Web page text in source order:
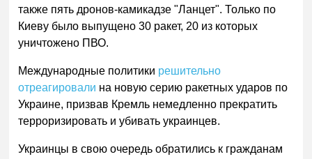
также пять дронов-камикадзе "Ланцет". Только по
Киеву было выпущено 30 ракет, 20 из которых
уничтожено ПВО.
Международные политики решительно
отреагировали на новую серию ракетных ударов по
Украине, призвав Кремль немедленно прекратить
терроризировать и убивать украинцев.
Украинцы в свою очередь обратились к гражданам